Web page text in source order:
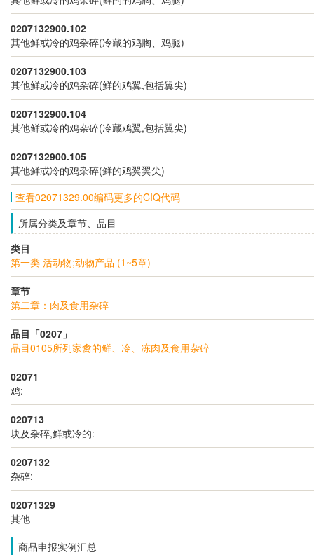
0207132900.102
其他鲜或冷的鸡杂碎(冷藏的鸡胸、鸡腿)
0207132900.103
其他鲜或冷的鸡杂碎(鲜的鸡翼,包括翼尖)
0207132900.104
其他鲜或冷的鸡杂碎(冷藏鸡翼,包括翼尖)
0207132900.105
其他鲜或冷的鸡杂碎(鲜的鸡翼翼尖)
查看02071329.00编码更多的CIQ代码
所属分类及章节、品目
类目
第一类 活动物;动物产品 (1~5章)
章节
第二章：肉及食用杂碎
品目「0207」
品目0105所列家禽的鲜、冷、冻肉及食用杂碎
02071
鸡:
020713
块及杂碎,鲜或冷的:
0207132
杂碎:
02071329
其他
商品申报实例汇总